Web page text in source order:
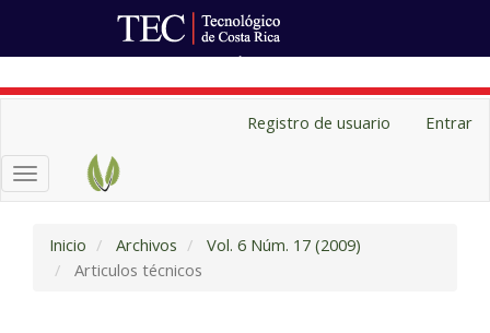
Contenido
principal
lateral
Registro de usuario Entrar
Toggle
navigation
Inicio
Archivos
Vol. 6 Núm. 17 (2009)
Articulos técnicos